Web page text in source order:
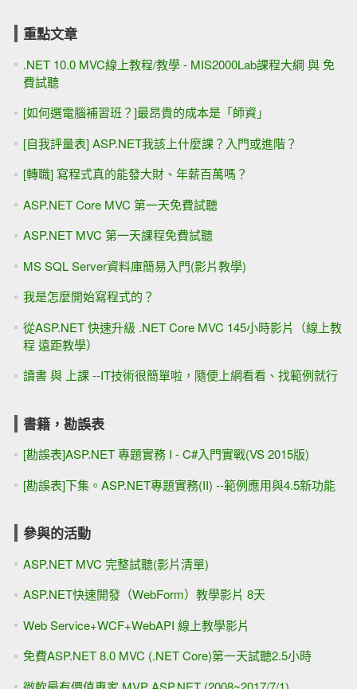
重點文章
.NET 10.0 MVC線上教程/教學 - MIS2000Lab課程大綱 與 免
費試聽
[如何選電腦補習班？]最昂貴的成本是「師資」
[自我評量表] ASP.NET我該上什麼課？入門或進階？
[轉職] 寫程式真的能發大財、年薪百萬嗎？
ASP.NET Core MVC 第一天免費試聽
ASP.NET MVC 第一天課程免費試聽
MS SQL Server資料庫簡易入門(影片教學)
我是怎麼開始寫程式的？
從ASP.NET 快速升級 .NET Core MVC 145小時影片（線上教
程 遠距教學）
讀書 與 上課 --IT技術很簡單啦，隨便上網看看、找範例就行
書籍，勘誤表
[勘誤表]ASP.NET 專題實務 I - C#入門實戰(VS 2015版)
[勘誤表]下集。ASP.NET專題實務(II) --範例應用與4.5新功能
參與的活動
ASP.NET MVC 完整試聽(影片清單)
ASP.NET快速開發（WebForm）教學影片 8天
Web Service+WCF+WebAPI 線上教學影片
免費ASP.NET 8.0 MVC (.NET Core)第一天試聽2.5小時